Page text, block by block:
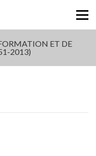
ET DE
2013)